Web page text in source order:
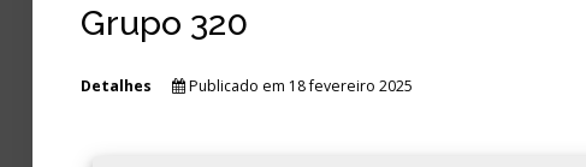
Agrupamento
Grupo 320
Detalhes Publicado em 18 fevereiro 2025